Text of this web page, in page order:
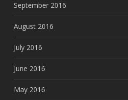
September 2016
August 2016
July 2016
June 2016
May 2016